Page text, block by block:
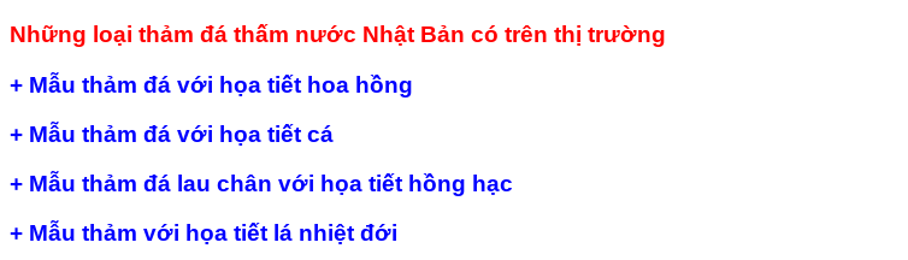
Những loại thảm đá thấm nước Nhật Bản có trên thị trường
+ Mẫu thảm đá với họa tiết hoa hồng
+ Mẫu thảm đá với họa tiết cá
+ Mẫu thảm đá lau chân với họa tiết hồng hạc
+ Mẫu thảm với họa tiết lá nhiệt đới